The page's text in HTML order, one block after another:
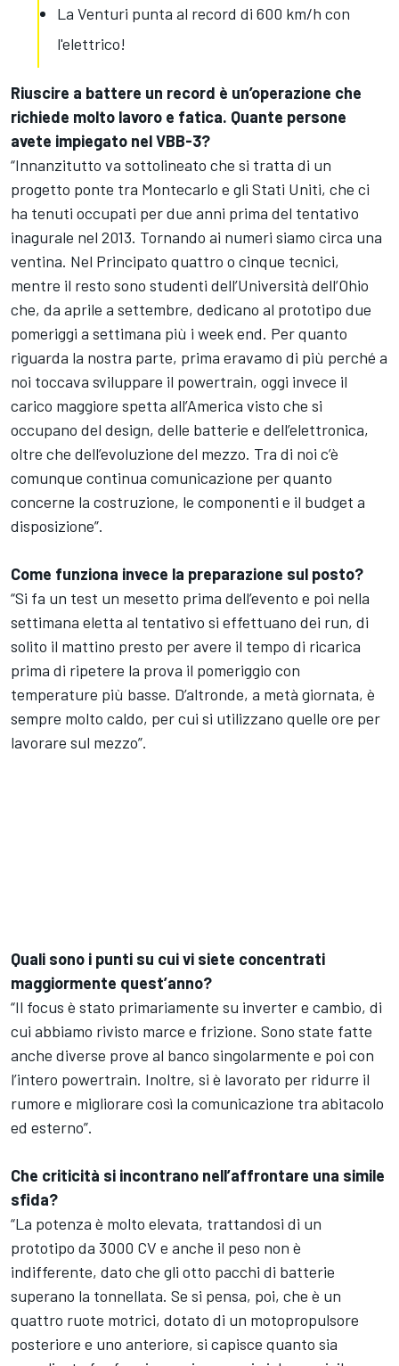
La Venturi punta al record di 600 km/h con
l'elettrico!
Riuscire a battere un record è un’operazione che
richiede molto lavoro e fatica. Quante persone
avete impiegato nel VBB-3?
“Innanzitutto va sottolineato che si tratta di un
progetto ponte tra Montecarlo e gli Stati Uniti, che ci
ha tenuti occupati per due anni prima del tentativo
inagurale nel 2013. Tornando ai numeri siamo circa una
ventina. Nel Principato quattro o cinque tecnici,
mentre il resto sono studenti dell’Università dell’Ohio
che, da aprile a settembre, dedicano al prototipo due
pomeriggi a settimana più i week end. Per quanto
riguarda la nostra parte, prima eravamo di più perché a
noi toccava sviluppare il powertrain, oggi invece il
carico maggiore spetta all’America visto che si
occupano del design, delle batterie e dell’elettronica,
oltre che dell’evoluzione del mezzo. Tra di noi c’è
comunque continua comunicazione per quanto
concerne la costruzione, le componenti e il budget a
disposizione”.
Come funziona invece la preparazione sul posto?
“Si fa un test un mesetto prima dell’evento e poi nella
settimana eletta al tentativo si effettuano dei run, di
solito il mattino presto per avere il tempo di ricarica
prima di ripetere la prova il pomeriggio con
temperature più basse. D’altronde, a metà giornata, è
sempre molto caldo, per cui si utilizzano quelle ore per
lavorare sul mezzo”.
Quali sono i punti su cui vi siete concentrati
maggiormente quest’anno?
“Il focus è stato primariamente su inverter e cambio, di
cui abbiamo rivisto marce e frizione. Sono state fatte
anche diverse prove al banco singolarmente e poi con
l’intero powertrain. Inoltre, si è lavorato per ridurre il
rumore e migliorare così la comunicazione tra abitacolo
ed esterno”.
Che criticità si incontrano nell’affrontare una simile
sfida?
“La potenza è molto elevata, trattandosi di un
prototipo da 3000 CV e anche il peso non è
indifferente, dato che gli otto pacchi di batterie
superano la tonnellata. Se si pensa, poi, che è un
quattro ruote motrici, dotato di un motopropulsore
posteriore e uno anteriore, si capisce quanto sia